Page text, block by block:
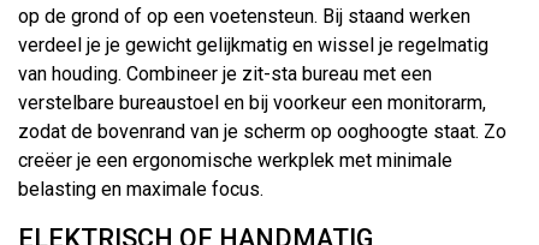
op de grond of op een voetensteun. Bij staand werken
verdeel je je gewicht gelijkmatig en wissel je regelmatig
van houding. Combineer je zit-sta bureau met een
verstelbare bureaustoel en bij voorkeur een monitorarm,
zodat de bovenrand van je scherm op ooghoogte staat. Zo
creëer je een ergonomische werkplek met minimale
belasting en maximale focus.
ELEKTRISCH OF HANDMATIG